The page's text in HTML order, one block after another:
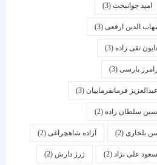
(3)
ارفعی(3)
زاده(3)
(3)
فرمانفرماییان(3)
زاده(2)
(2) آزاده شاهچراغی(2)
نژاد(2) ژرژ دارش (2)